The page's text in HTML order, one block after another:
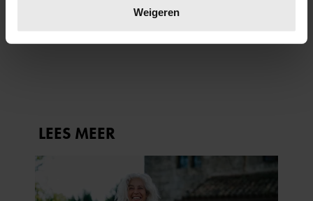
verwerkt en stel uw voorkeuren in het
intrekken in de Cookieverklaring.
informatie over uw gebruik van onze site met onze
partners voor social media, adverteren en analyse. Deze
partners kunnen deze gegevens combineren met andere
informatie die u aan ze heeft verstrekt of die ze hebben
verzameld op basis van uw gebruik van hun services. U
Weigeren
GERUCHTEN OVER HUWELIJK
BLIJVEN AANHOUDEN